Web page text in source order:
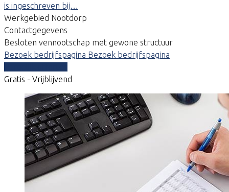
is ingeschreven bij…
Werkgebied Nootdorp
Contactgegevens
Besloten vennootschap met gewone structuur
Bezoek bedrijfspagina Bezoek bedrijfspagina
Gratis - Vrijblijvend